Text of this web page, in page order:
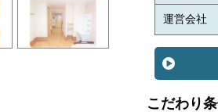
運営会社
こだわり